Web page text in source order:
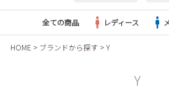
全ての商品 レディース
HOME ブランドから探す Y
Y